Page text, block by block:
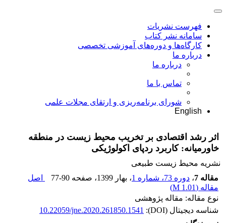
فهرست نشریات
سامانه نشر کتاب
کارگاه‌ها و دوره‌های آموزشی تخصصی
درباره ما
درباره ما
تماس با ما
شورای برنامه‌ریزی و ارتقای مجلات علمی
English
اثر رشد اقتصادی بر تخریب محیط زیست در منطقه
خاورمیانه: کاربرد ردپای اکولوژیکی
نشریه محیط زیست طبیعی
مقاله 7
، دوره 73، شماره 1 ، بهار 1399 ، صفحه 77-90
اصل
مقاله (1.01 M
)
نوع مقاله: مقاله پژوهشی
شناسه دیجیتال (DOI):
10.22059/jne.2020.261850.1541